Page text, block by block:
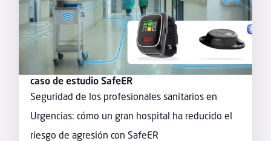
caso de estudio SafeER
Seguridad de los profesionales sanitarios en
Urgencias: cómo un gran hospital ha reducido el
riesgo de agresión con SafeER